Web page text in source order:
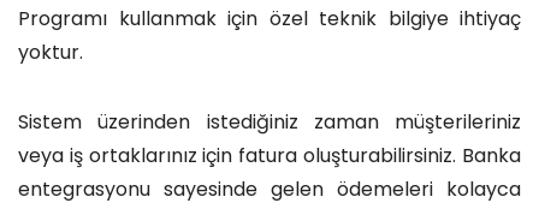
Programı kullanmak için özel teknik bilgiye ihtiyaç
yoktur.
Sistem üzerinden istediğiniz zaman müşterileriniz
veya iş ortaklarınız için fatura oluşturabilirsiniz. Banka
entegrasyonu sayesinde gelen ödemeleri kolayca